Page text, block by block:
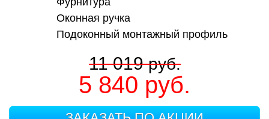
Оконная ручка
Подоконный монтажный профиль
11 019руб.
5 840 руб.